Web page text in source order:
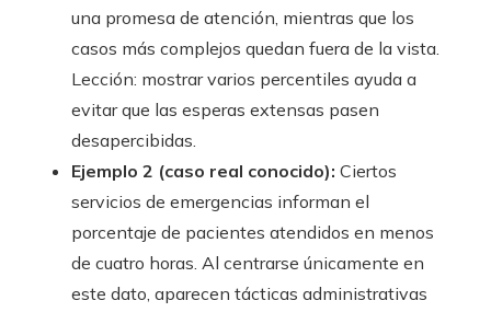
una promesa de atención, mientras que los
casos más complejos quedan fuera de la vista.
Lección: mostrar varios percentiles ayuda a
evitar que las esperas extensas pasen
desapercibidas.
Ejemplo 2 (caso real conocido): Ciertos
servicios de emergencias informan el
porcentaje de pacientes atendidos en menos
de cuatro horas. Al centrarse únicamente en
este dato, aparecen tácticas administrativas